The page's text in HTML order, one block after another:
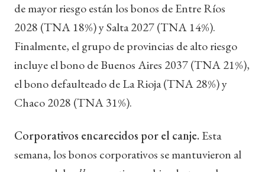
de mayor riesgo están los bonos de Entre Ríos
2028 (TNA 18%) y Salta 2027 (TNA 14%).
Finalmente, el grupo de provincias de alto riesgo
incluye el bono de Buenos Aires 2037 (TNA 21%),
el bono defaulteado de La Rioja (TNA 28%) y
Chaco 2028 (TNA 31%).
Corporativos encarecidos por el canje. Esta
semana, los bonos corporativos se mantuvieron al